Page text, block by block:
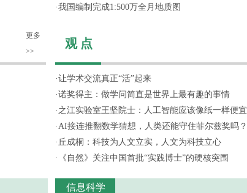
更多
>>
·我国编制完成1:500万全月地质图
观 点
·让学术交流真正“活”起来
·诺奖得主：做学问简直是世界上最有趣的事情
· 之江实验室王坚院士：人工智能应该像纸一样便宜
·AI接连推翻数学猜想，人类还能守住菲尔兹奖吗？
· 丘成桐：科技为人文立实，人文为科技立心
·
《自然》关注中国首批“实践博士”的硬核突围
信息科学